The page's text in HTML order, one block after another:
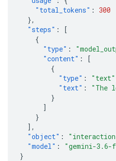
"total_tokens" : 300
},
"steps" :
[
{
"type" :
"content" :
[
{
"type" : "text"
"text" :
"The
}
]
}
],
"object" :
"model" : "gemini-3.6-
}